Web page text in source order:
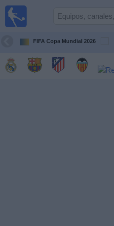
FIFA Copa Mundial 2026
Guía de
Televisados